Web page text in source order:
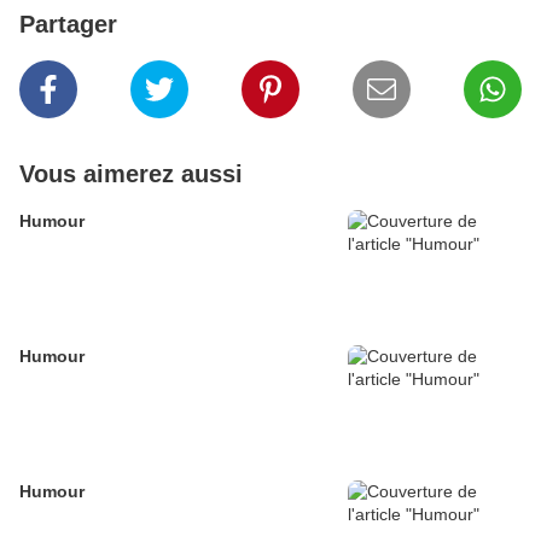
Partager
Vous aimerez aussi
Humour
Humour
Humour